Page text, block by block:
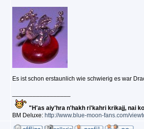
Es ist schon erstaunlich wie schwierig es war
"H'as aiy'hra n'hakh ri'kahri krikajj, nai
BM Deluxe: http://www.blue-moon-fans.com/